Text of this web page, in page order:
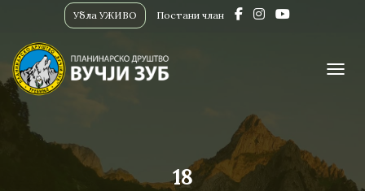
Убла УЖИВО Постани члан
18